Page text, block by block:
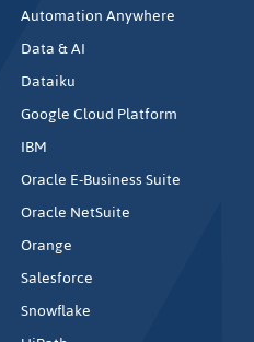
Automation Anywhere
Data & AI
Dataiku
Google Cloud Platform
IBM
Oracle E-Business Suite
Oracle NetSuite
Orange
Salesforce
Snowflake